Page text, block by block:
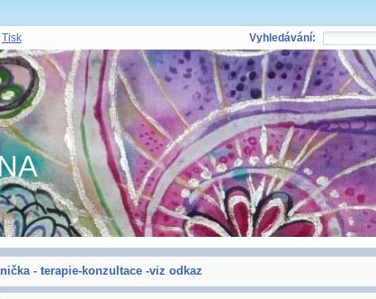
- terapie-konzultace -viz odkaz
Tisk Vyhledávání: